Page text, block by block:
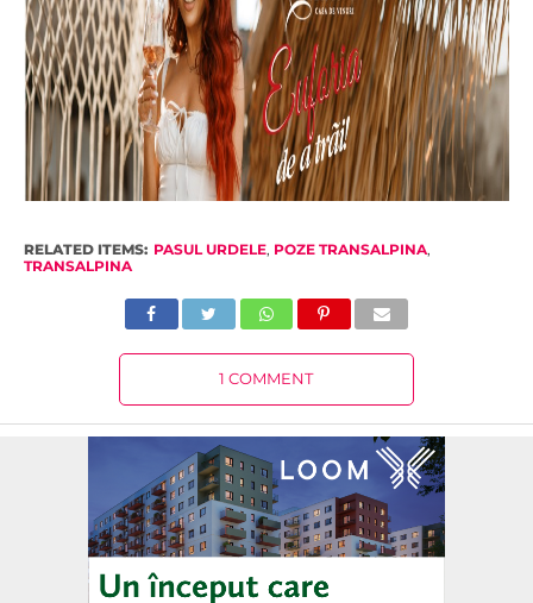
RELATED ITEMS: PASUL URDELE, POZE TRANSALPINA,
TRANSALPINA
1 COMMENT